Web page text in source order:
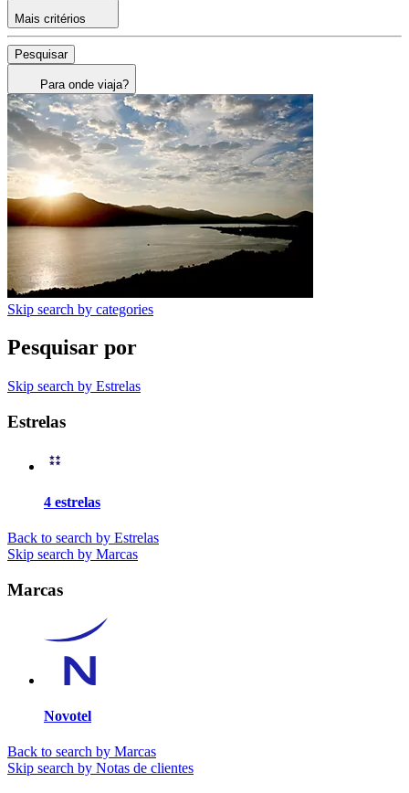
Mais critérios
Pesquisar
Para onde viaja?
Skip search by categories
Pesquisar por
Skip search by Estrelas
Estrelas
4 estrelas
Back to search by Estrelas
Skip search by Marcas
Marcas
Novotel
Back to search by Marcas
Skip search by Notas de clientes